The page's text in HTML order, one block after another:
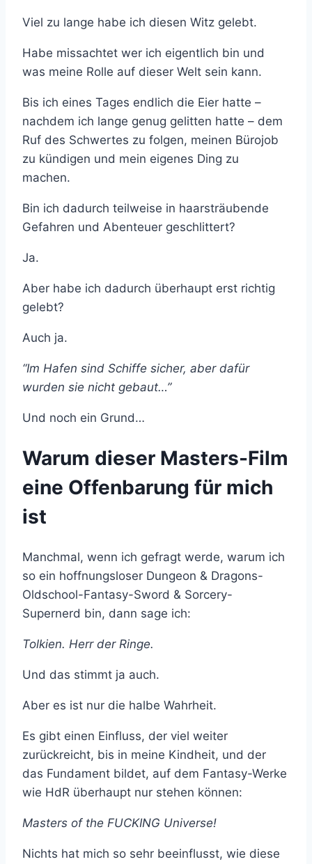
Viel zu lange habe ich diesen Witz gelebt.
Habe missachtet wer ich eigentlich bin und
was meine Rolle auf dieser Welt sein kann.
Bis ich eines Tages endlich die Eier hatte –
nachdem ich lange genug gelitten hatte – dem
Ruf des Schwertes zu folgen, meinen Bürojob
zu kündigen und mein eigenes Ding zu
machen.
Bin ich dadurch teilweise in haarsträubende
Gefahren und Abenteuer geschlittert?
Ja.
Aber habe ich dadurch überhaupt erst richtig
gelebt?
Auch ja.
“Im Hafen sind Schiffe sicher, aber dafür
wurden sie nicht gebaut…”
Und noch ein Grund…
Warum dieser Masters-Film
eine Offenbarung für mich
ist
Manchmal, wenn ich gefragt werde, warum ich
so ein hoffnungsloser Dungeon & Dragons-
Oldschool-Fantasy-Sword & Sorcery-
Supernerd bin, dann sage ich:
Tolkien. Herr der Ringe.
Und das stimmt ja auch.
Aber es ist nur die halbe Wahrheit.
Es gibt einen Einfluss, der viel weiter
zurückreicht, bis in meine Kindheit, und der
das Fundament bildet, auf dem Fantasy-Werke
wie HdR überhaupt nur stehen können:
Masters of the FUCKING Universe!
Nichts hat mich so sehr beeinflusst, wie diese